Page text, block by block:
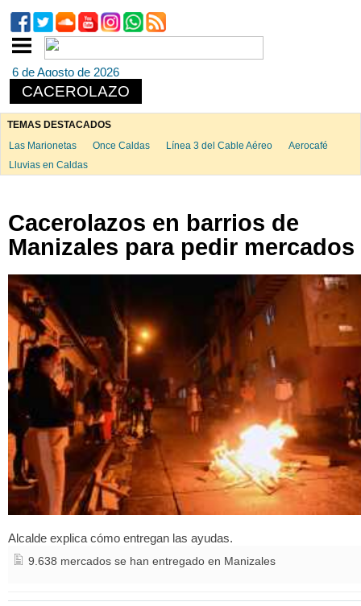
6 de Agosto de 2026
CACEROLAZO
TEMAS DESTACADOS
Las Marionetas
Once Caldas Línea 3 del Cable Aéreo
Aerocafé
Lluvias en Caldas
Cacerolazos en barrios de
Manizales para pedir mercados
Alcalde explica cómo entregan las ayudas.
9.638 mercados se han entregado en Manizales